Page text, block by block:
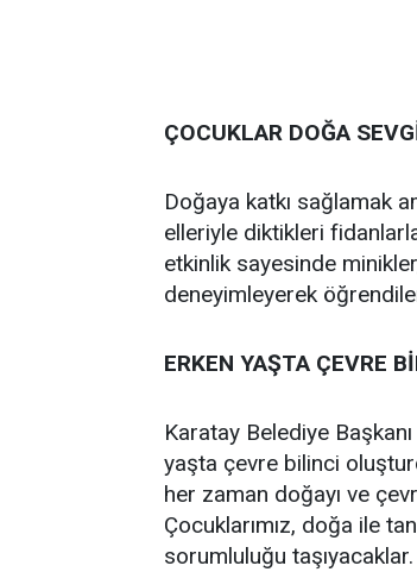
ÇOCUKLAR DOĞA
Doğaya katkı sağlamak
elleriyle diktikleri
etkinlik sayesinde
deneyimleyerek
ERKEN YAŞTA ÇEVRE
Karatay Belediye
yaşta çevre bilinci
her zaman doğayı ve
Çocuklarımız, doğa ile
sorumluluğu